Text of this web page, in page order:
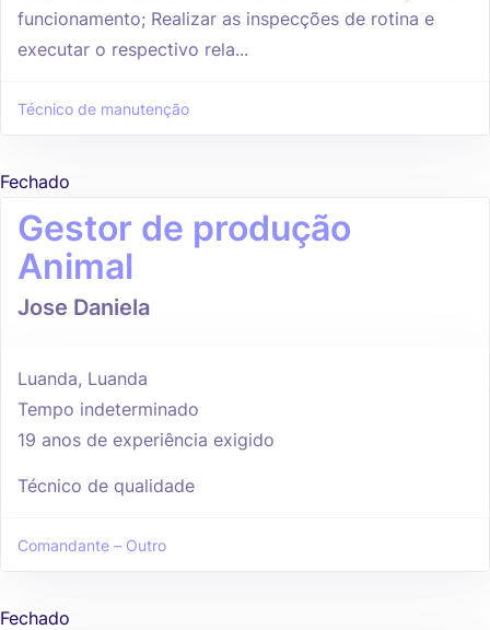
funcionamento; Realizar as inspecções de rotina e
executar o respectivo rela...
Técnico de manutenção
Fechado
Gestor de produção
Animal
Jose Daniela
Luanda, Luanda
Tempo indeterminado
19 anos de experiência exigido
Técnico de qualidade
Comandante – Outro
Fechado